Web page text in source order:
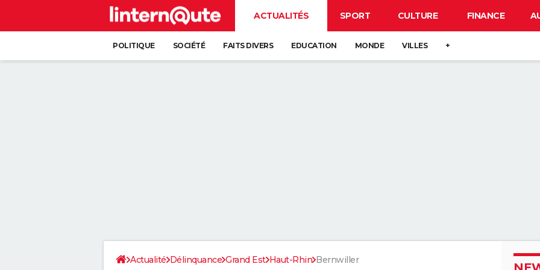
ACTUALITÉS SPORT CULTURE FINANCE
POLITIQUE SOCIÉTÉ FAITS DIVERS EDUCATION MONDE VILLES +
Actualité Délinquance Grand Est Haut-Rhin Bernwiller